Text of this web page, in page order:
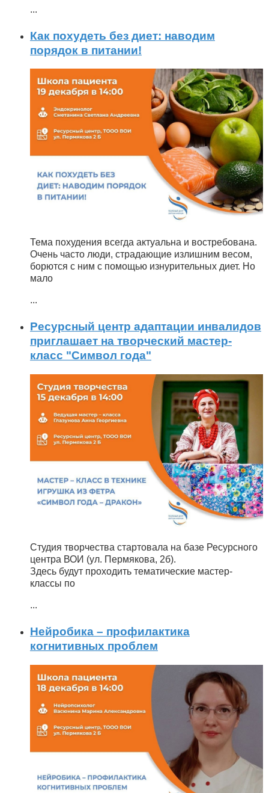
...
Как похудеть без диет: наводим
порядок в питании!
Тема похудения всегда актуальна и востребована.
Очень часто люди, страдающие излишним весом,
борются с ним с помощью изнурительных диет. Но
мало
...
Ресурсный центр адаптации инвалидов
приглашает на творческий мастер-
класс "Символ года"
Студия творчества стартовала на базе Ресурсного
центра ВОИ (ул. Пермякова, 2б).
Здесь будут проходить тематические мастер-
классы по
...
Нейробика – профилактика
когнитивных проблем